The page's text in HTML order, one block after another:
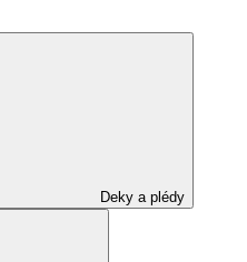
Deky a plédy